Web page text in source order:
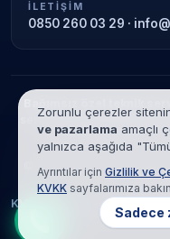
İLETIŞIM
0850 260 03 29 ·
servis kapsamındaki
tanımlama amaçlıdır;
© 2026 SRT Elektronik
Şirketi.
KVKK
Çerez Politikası
Zorunlu çerezler
ve pazarlama amaçlı
yalnızca aşağıda
Ayrıntılar için Gizlilik ve
KVKK sayfalarımıza
Sadece